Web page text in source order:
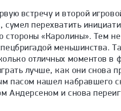
встречу и второй
сумел перехватить
стороны «Каролины». Тем
меньшинства.
отличных моментов в
лучше, как они снова
пасом нашел набравшего
Андерсеном и снова